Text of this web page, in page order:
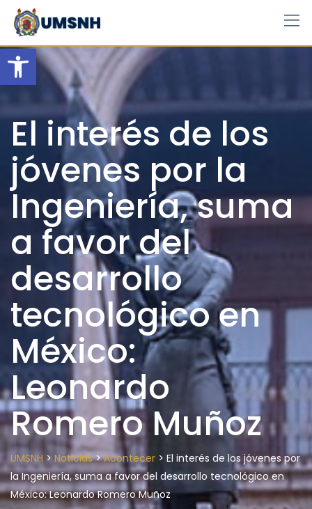
Open toolbar
Skip
content
El interés de los
jóvenes por la
Ingeniería, suma
a favor del
desarrollo
tecnológico en
México:
Leonardo
Romero Muñoz
UMSNH > Noticias>Acontecer > El interés de los jóvenes por
la Ingeniería, suma a favor del desarrollo tecnológico en
México: Leonardo Romero Muñoz